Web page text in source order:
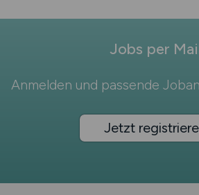
Jobs per
Anmelden und passende
Jetzt